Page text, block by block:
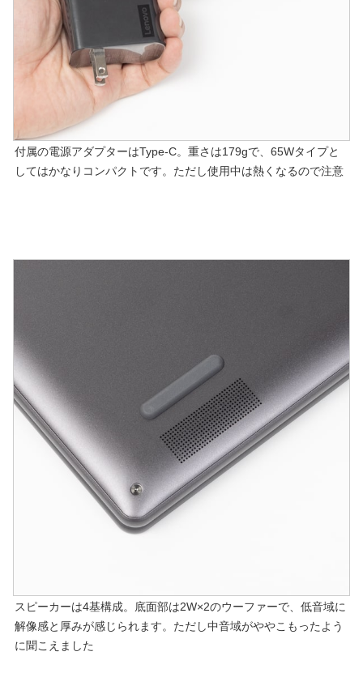
付属の電源アダプターはType-C。重さは179gで、65Wタイプと
してはかなりコンパクトです。ただし使用中は熱くなるので注意
スピーカーは4基構成。底面部は2W×2のウーファーで、低音域に
解像感と厚みが感じられます。ただし中音域がややこもったよう
に聞こえました